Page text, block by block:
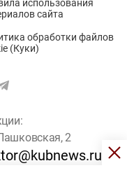
использования
сайта
обработки файлов
(Куки)
2